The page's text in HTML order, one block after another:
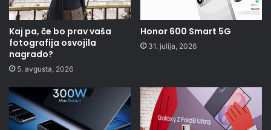
Kaj pa, če bo prav vaša
fotografija osvojila
nagrado?
5. avgusta, 2026
Honor 600 Smart 5G
31. julija, 2026